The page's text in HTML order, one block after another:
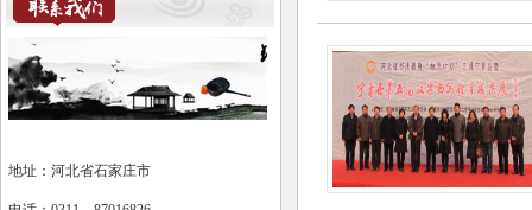
地址：河北省石家庄市